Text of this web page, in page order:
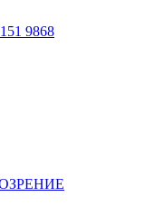
9868